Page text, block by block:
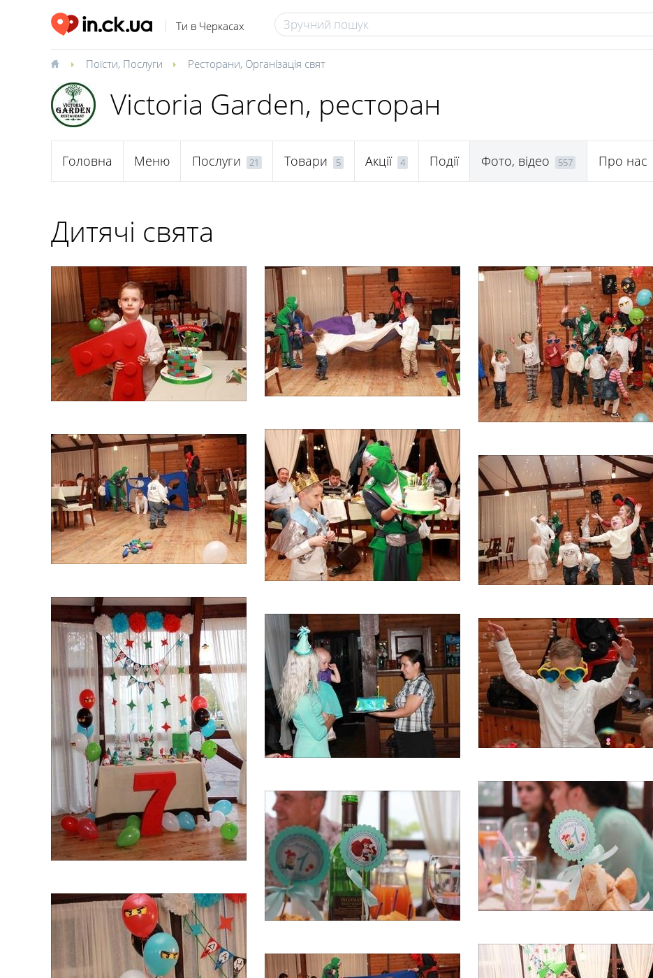
Ти в Черкасах
Поїсти, Послуги Ресторани, Організація свят
Victoria Garden, ресторан
Головна Меню Послуги 21 Товари 5 Акції 4 Події Фото, відео 557 Про нас
Дитячі свята